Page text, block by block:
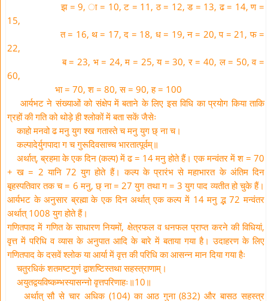
झ = 9, ा = 10, ट = 11, ठ = 12, ड = 13, ढ = 14, ण =
15,
त = 16, थ = 17, द = 18, ध = 19, न = 20, प = 21, फ =
22,
ब = 23, भ = 24, म = 25, य = 30, र = 40, ल = 50, व =
60,
भा = 70, श = 80, स = 90, ह = 100
आर्यभट ने संख्याओं को संक्षेप में बताने के लिए इस विधि का प्रयोग किया ताकि
ग्रहों की गति को थोड़े ही श्लोकों में बता सकें जैसेः
काहो मनवो ढ मनु युग श्ख गतास्ते च मनु युग छ् ना च।
कल्पादेर्युगपादा ग च गुरूदिवसाच्च भारतात्पूर्वम्॥
अर्थात्, ब्रहमा के एक दिन (कल्प) में ढ = 14 मनु होते हैं। एक मन्वंतर में श = 70
+ ख = 2 यानि 72 युग होते हैं। कल्प के प्रारंभ से महाभारत के अंतिम दिन
बृहस्पतिवार तक च = 6 मनु, छ् ना = 27 युग तथा ग = 3 युग पाद व्यतीत हो चुके हैं।
आर्यभट के अनुसार ब्रह्मा के एक दिन अर्थात् एक कल्प में 14 मनु द्भ 72 मन्वंतर
अर्थात् 1008 युग होते हैं।
गणितपाद में गणित के साधारण नियमों, क्षेत्रफल व धनफल प्राप्त करने की विधियां,
वृत्त में परिधि व व्यास के अनुपात आदि के बारे में बताया गया है। उदाहरण के लिए
गणितपाद के दसवें श्लोक या आर्या में वृत्त की परिधि का आसन्न मान दिया गया हैः
चतुरधिकं शतमष्टगुणं द्वाशष्टिस्तथा सहस्त्राणाम्।
अयुतद्वयविष्कम्भस्यासन्नो वृत्तपरिणाहः॥10॥
अर्थात् सौ से चार अधिक (104) का आठ गुना (832) और बासठ सहस्त्र